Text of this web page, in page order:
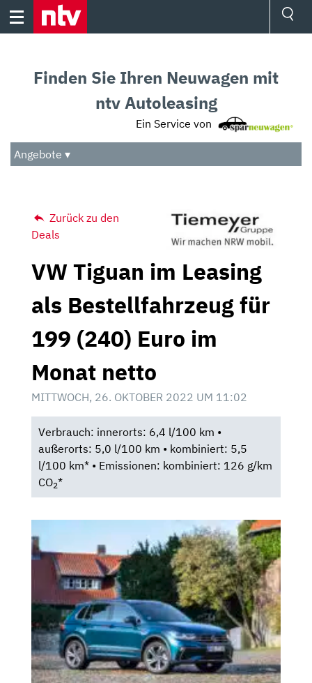
Skip
Audio
Das Beste
Finden Sie Ihren Neuwagen mit
ntv Autoleasing
Ein Service von
Angebote ▾
Zurück zu den
Deals
VW Tiguan im Leasing
als Bestellfahrzeug für
199 (240) Euro im
Monat netto
MITTWOCH, 26. OKTOBER 2022 UM 11:02
Verbrauch: innerorts: 6,4 l/100 km •
außerorts: 5,0 l/100 km • kombiniert: 5,5
l/100 km* • Emissionen: kombiniert: 126 g/km
CO2*